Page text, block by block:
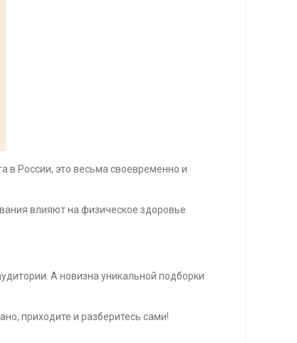
в России, это весьма своевременно и
влияют на физическое здоровье
А новизна уникальной подборки
приходите и разберитесь сами!